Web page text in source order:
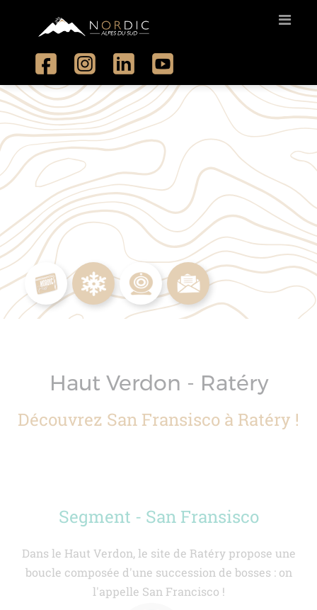
Haut Verdon - Ratéry
Découvrez San Fransisco à Ratéry !
Segment - San Fransisco
Dans le Haut Verdon, le site de Ratéry propose une
boucle composée d'une succession de bosses : on
l'appelle San Francisco !